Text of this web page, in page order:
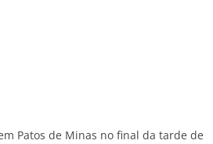
Patos de Minas no final da tarde de